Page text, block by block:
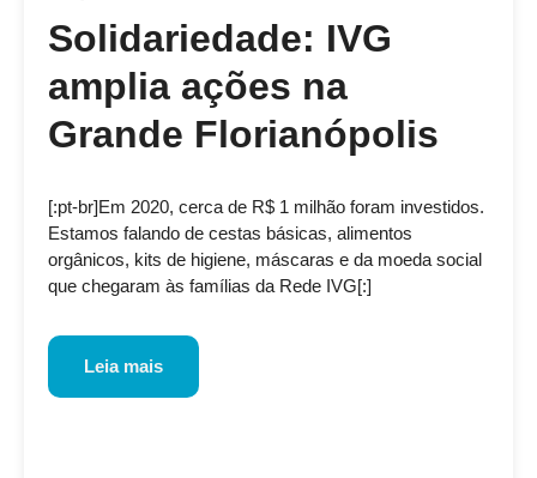
Solidariedade: IVG
amplia ações na
Grande Florianópolis
[:pt-br]Em 2020, cerca de R$ 1 milhão foram investidos.
Estamos falando de cestas básicas, alimentos
orgânicos, kits de higiene, máscaras e da moeda social
que chegaram às famílias da Rede IVG[:]
Leia mais